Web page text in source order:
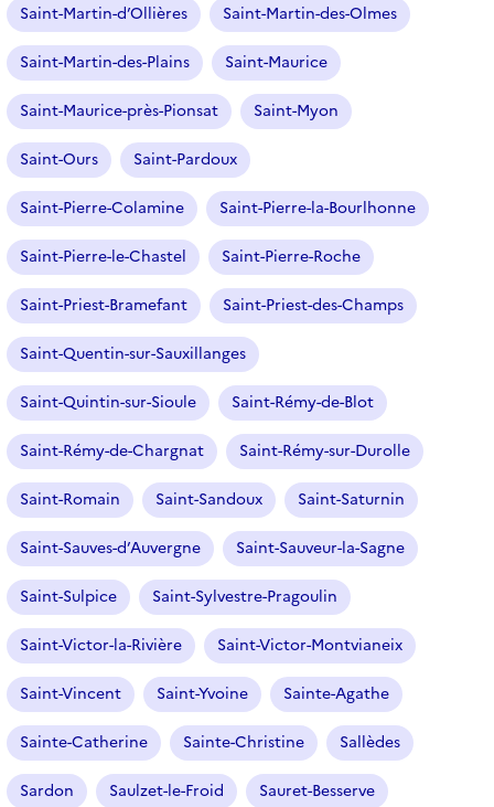
Saint-Martin-d’Ollières Saint-Martin-des-Olmes
Saint-Martin-des-Plains Saint-Maurice
Saint-Maurice-près-Pionsat Saint-Myon
Saint-Ours Saint-Pardoux
Saint-Pierre-Colamine Saint-Pierre-la-Bourlhonne
Saint-Pierre-le-Chastel Saint-Pierre-Roche
Saint-Priest-Bramefant Saint-Priest-des-Champs
Saint-Quentin-sur-Sauxillanges
Saint-Quintin-sur-Sioule Saint-Rémy-de-Blot
Saint-Rémy-de-Chargnat Saint-Rémy-sur-Durolle
Saint-Romain Saint-Sandoux Saint-Saturnin
Saint-Sauves-d’Auvergne Saint-Sauveur-la-Sagne
Saint-Sulpice Saint-Sylvestre-Pragoulin
Saint-Victor-la-Rivière Saint-Victor-Montvianeix
Saint-Vincent Saint-Yvoine Sainte-Agathe
Sainte-Catherine Sainte-Christine Sallèdes
Sardon Saulzet-le-Froid Sauret-Besserve